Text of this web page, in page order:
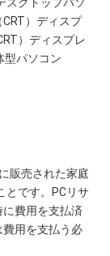
）ディスプ
）ディスプレ
型パソコン
販売された家庭
とです。PCリサ
費用を支払済
用を支払う必